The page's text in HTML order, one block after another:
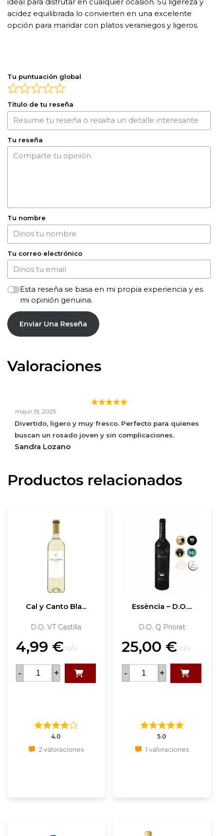
acidez equilibrada lo convierten en una excelente
opción para maridar con platos veraniegos y ligeros.
Tu puntuación global
Título de tu reseña
Tu reseña
Tu nombre
Tu correo electrónico
Esta reseña se basa en mi propia experiencia y es
mi opinión genuina.
Enviar Una Reseña
Valoraciones
BICICLETAS Y PECES ROSADO PÁLIDO
mayo 19, 2025
Divertido, ligero y muy fresco. Perfecto para quienes
buscan un rosado joven y sin complicaciones.
Sandra Lozano
Productos relacionados
Cal y Canto Bla...
D.O. VT Castilla
4,99 € c/u
- +
4.0
2 valoraciones
Essència – D.O....
D.O. Q Priorat
25,00 € c/u
- +
5.0
1 valoraciones